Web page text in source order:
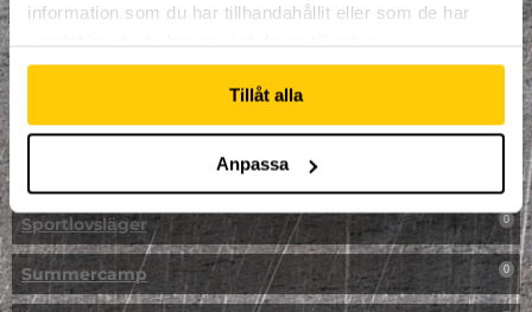
information som du har tillhandahållit eller som de har
Tillåt alla
Anpassa
Påsk på Dome
Påsklovsläger 0
Skateboard 0
Sportlovsläger 0
Summercamp 0